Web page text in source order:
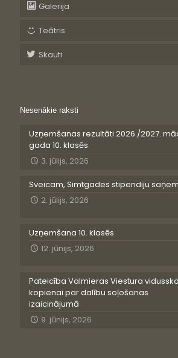
Galerija
Teātris
Skauti
Nesenākie raksti
Uzņemšanas rezultāti 2026./2027.
gada 10. klasēs
3. jūlijs, 2026
Sveicam, Simtgades stipendiju
2. jūlijs, 2026
Uzņemšana 10. klasēs
12. jūnijs, 2026
Pateicība Valmieras Viestura
kopienai par dalību soļošanas
izaicinājumā
9. jūnijs, 2026